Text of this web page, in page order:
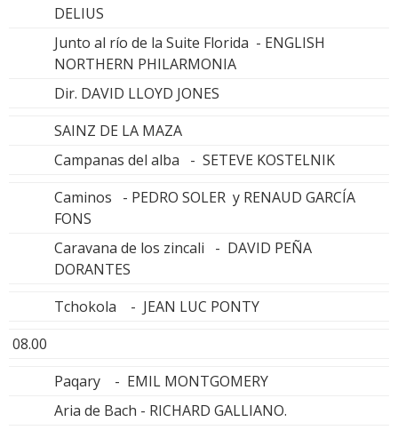
DELIUS
Junto al río de la Suite Florida - ENGLISH
NORTHERN PHILARMONIA
Dir. DAVID LLOYD JONES
SAINZ DE LA MAZA
Campanas del alba - SETEVE KOSTELNIK
Caminos - PEDRO SOLER y RENAUD GARCÍA
FONS
Caravana de los zincali - DAVID PEÑA
DORANTES
Tchokola - JEAN LUC PONTY
08.00
Paqary - EMIL MONTGOMERY
Aria de Bach - RICHARD GALLIANO.